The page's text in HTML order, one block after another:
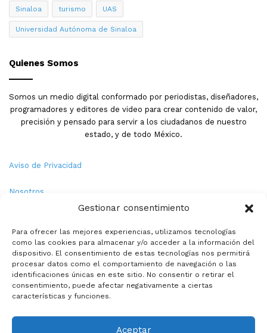
Gestionar consentimiento
Para ofrecer las mejores experiencias, utilizamos tecnologías
como las cookies para almacenar y/o acceder a la información del
dispositivo. El consentimiento de estas tecnologías nos permitirá
procesar datos como el comportamiento de navegación o las
identificaciones únicas en este sitio. No consentir o retirar el
consentimiento, puede afectar negativamente a ciertas
características y funciones.
Aceptar
Sinaloa turismo UAS
Universidad Autónoma de Sinaloa
Quienes Somos
Somos un medio digital conformado por periodistas, diseñadores,
programadores y editores de video para crear contenido de valor,
precisión y pensado para servir a los ciudadanos de nuestro
estado, y de todo México.
Aviso de Privacidad
Nosotros
Política de Cookies
Contacto